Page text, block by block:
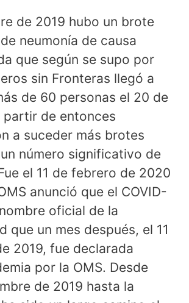
de 2019 hubo un brote
neumonía de causa
que según se supo por
sin Fronteras llegó a
de 60 personas el 20 de
partir de entonces
a suceder más brotes
número significativo de
el 11 de febrero de 2020
anunció que el COVID-
oficial de la
que un mes después, el 11
2019, fue declarada
por la OMS. Desde
de 2019 hasta la